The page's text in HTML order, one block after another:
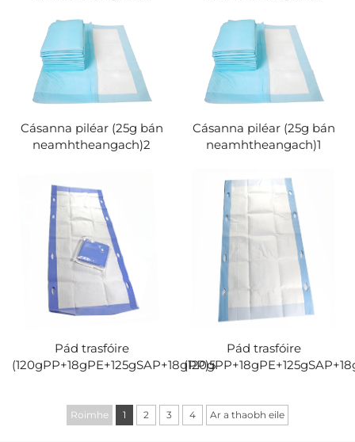
Cásanna piléar (25g bán
neamhtheangach)2
Cásanna piléar (25g bán
neamhtheangach)1
Pád trasfóire
(120gPP+18gPE+125gSAP+18gPP)5
Pád trasfóire
Roimhe 1 2 3 4 Ar a thaobh eile